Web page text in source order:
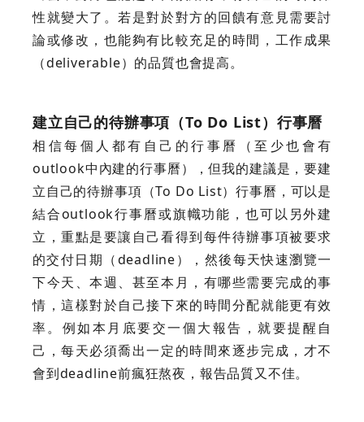
性就變大了。若是對於對方的回饋有意見需要討
論或修改，也能夠有比較充足的時間，工作成果
（deliverable）的品質也會提高。
建立自己的待辦事項（To Do List）行事曆
相信每個人都有自己的行事曆（至少也會有
outlook中內建的行事曆），但我的建議是，要建
立自己的待辦事項（To Do List）行事曆，可以是
結合outlook行事曆或旗幟功能，也可以另外建
立，重點是要讓自己看得到每件待辦事項被要求
的交付日期（deadline），然後每天快速瀏覽一
下今天、本週、甚至本月，有哪些需要完成的事
情，這樣對於自己接下來的時間分配就能更有效
率。例如本月底要交一個大報告，就要提醒自
己，每天必須喬出一定的時間來逐步完成，才不
會到deadline前瘋狂熬夜，報告品質又不佳。